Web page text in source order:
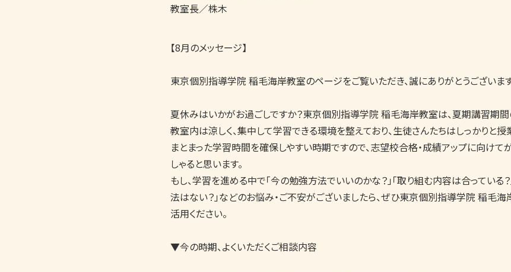
教室長／株木
【8月のメッセージ】
東京個別指導学院 稲毛海岸教室のページをご覧いただき、誠にありがとうございます
夏休みはいかがお過ごしですか？東京個別指導学院 稲毛海岸教室は、夏期講習期間
教室内は涼しく、集中して学習できる環境を整えており、生徒さんたちはしっかりと授
まとまった学習時間を確保しやすい時期ですので、志望校合格・成績アップに向けて
しゃると思います。
もし、学習を進める中で「今の勉強方法でいいのかな？」「取り組む内容は合っている
法はない？」などのお悩み・ご不安がございましたら、ぜひ東京個別指導学院 稲毛
活用ください。
▼今の時期、よくいただくご相談内容